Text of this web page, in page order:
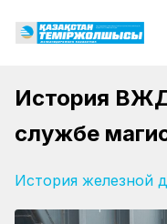
История
службе
История железной